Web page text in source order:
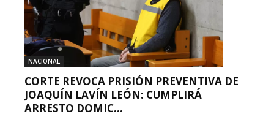
NACIONAL
CORTE REVOCA PRISIÓN PREVENTIVA DE
JOAQUÍN LAVÍN LEÓN: CUMPLIRÁ
ARRESTO DOMIC...